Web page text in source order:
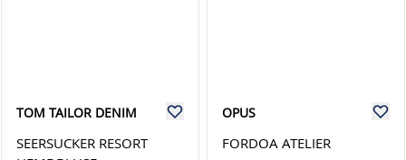
TOM TAILOR DENIM
SEERSUCKER RESORT
OPUS
FORDOA ATELIER